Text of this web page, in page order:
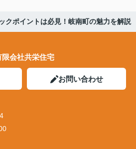
クポイントは必見！岐南町の魅力を解説
限会社共栄住宅
お問い合わせ